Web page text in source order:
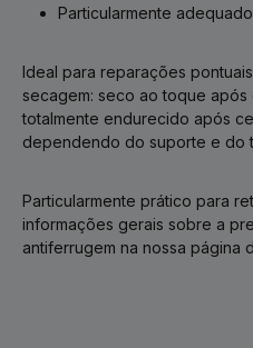
Particularmente
Ideal para reparações
secagem: seco ao toque após
totalmente endurecido após
dependendo do suporte e do
Particularmente prático para
informações gerais sobre a
antiferrugem na nossa página